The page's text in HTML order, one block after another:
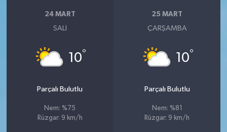
24 MART
SALI
10°
Parçalı Bulutlu
Nem: %75
Rüzgar: 9 km/h
25 MART
ÇARŞAMBA
10°
Parçalı Bulutlu
Nem: %81
Rüzgar: 9 km/h